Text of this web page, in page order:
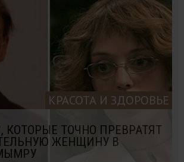
КРАСОТА И ЗДОРОВЬЕ
КОТОРЫЕ ТОЧНО ПРЕВРАТЯТ
ЖЕНЩИНУ В